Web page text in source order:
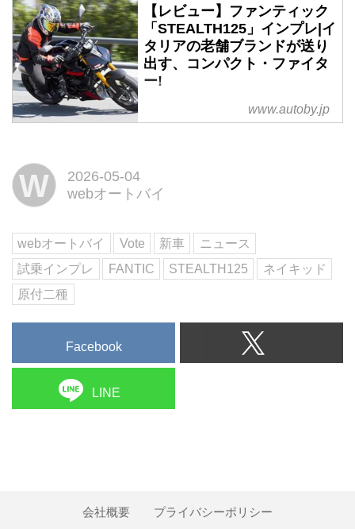
【レビュー】ファンティック
「STEALTH125」インプレ|イ
タリアの老舗ブランドが送り
出す、コンパクト・ファイタ
ー!
イタリアの老舗メーカー
FANTIC(ファンティック)が新た
ボディラインに加え、緻密なディ
ーリングを紹介しよう!文:横田和
彦 写真:松川 忍▶▶▶写真はこち
ら|...
www.autoby.jp
W
2026-05-04
webオートバイ
webオートバイ Vote 新車
ニュース
試乗インプレ
FANTIC STEALTH125
ネイキッド
原付二種
Facebook
LINE
会社概要 プライバシーポリシー